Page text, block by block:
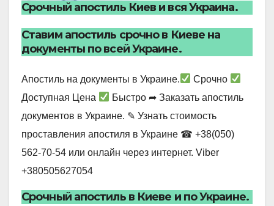
Срочный апостиль Киев и вся Украина.
Ставим апостиль срочно в Киеве на
документы по всей Украине.
Апостиль на документы в Украине.
Срочно
Доступная Цена
Быстро ➦ Заказать апостиль
документов в Украине. ✎ Узнать стоимость
проставления апостиля в Украине ☎ +38(050)
562-70-54 или онлайн через интернет. Viber
+380505627054
Срочный апостиль в Киеве и по Украине.